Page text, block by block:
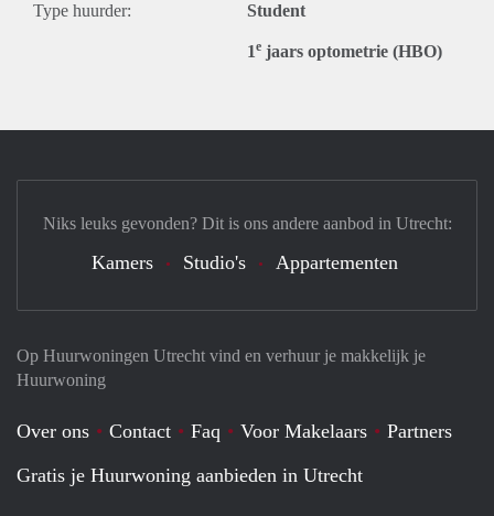
Type huurder: Student
1e jaars optometrie (HBO)
Op Huurwoningen Utrecht vind en verhuur je makkelijk je
Huurwoning
Over ons Contact Faq Voor Makelaars
Partners
Gratis je Huurwoning aanbieden in Utrecht
Niks leuks gevonden? Dit is ons andere aanbod in Utrecht:
Kamers Studio's Appartementen